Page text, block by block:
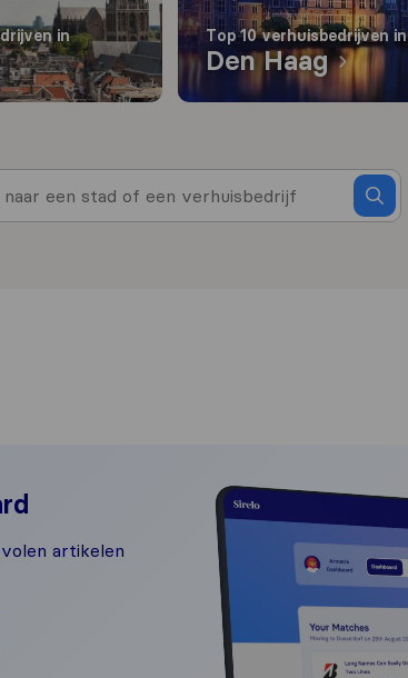
in Top 10 verhuisbedrijven in
Den Haag
artikelen